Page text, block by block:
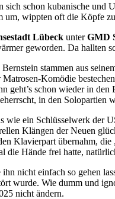
schon kubanische und
wippten oft die Köpfe
Lübeck unterGMD
geworden. Da hallten
stammen aus
Komödie
geht’s schon wieder in
in den Solopartien
wie ein Schlüsselwerk der
Klängen der Neuen
Klavierpart übernahm,
die Hände frei hatte,
nicht einfach so gehen
wurde. Wie dumm und
nicht ändern.